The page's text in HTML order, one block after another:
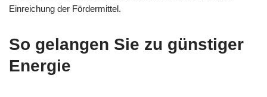
Einreichung der Fördermittel.
So gelangen Sie zu günstiger
Energie